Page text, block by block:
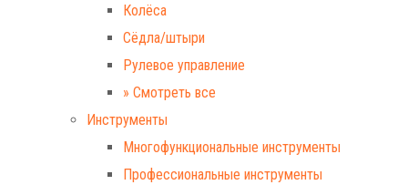
Колёса
Сёдла/штыри
Рулевое управление
» Смотреть все
Инструменты
Многофункциональные инструменты
Профессиональные инструменты